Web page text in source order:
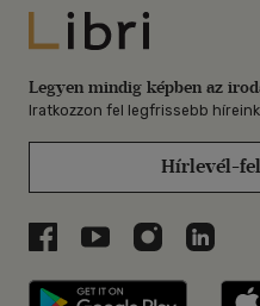
Libri
Legyen mindig képben az
Iratkozzon fel legfrissebb
Hírlevél-
Libri a Facebookon
Libri a Youtube-
Libri azLibri
Libri